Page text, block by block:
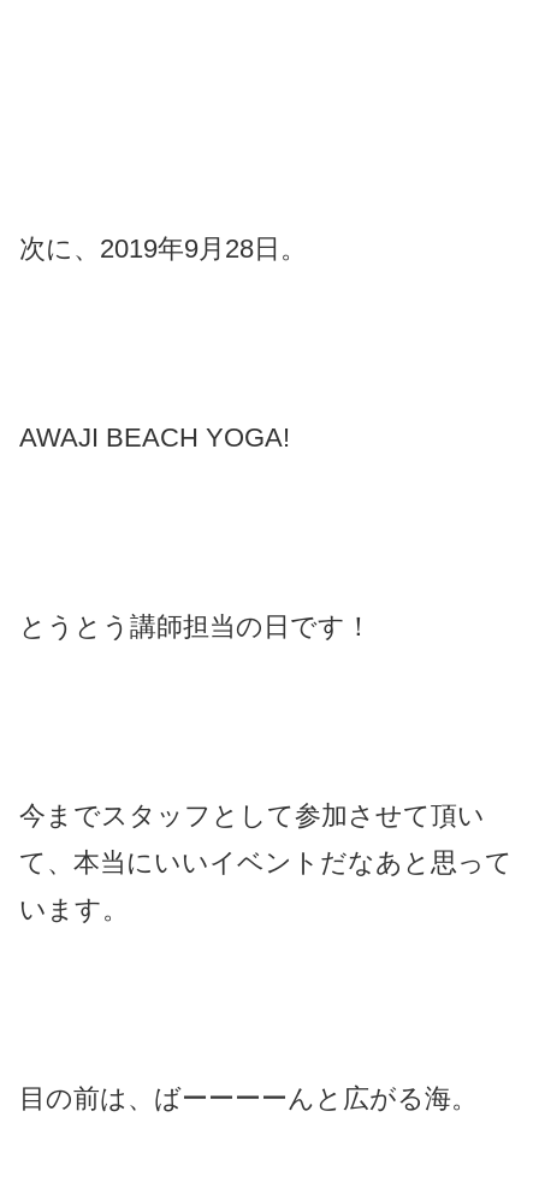
次に、2019年9月28日。
AWAJI BEACH YOGA!
とうとう講師担当の日です！
今までスタッフとして参加させて頂い
て、本当にいいイベントだなあと思って
います。
目の前は、ばーーーーんと広がる海。